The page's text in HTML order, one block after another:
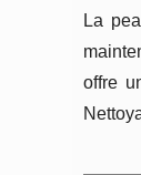
La
offre